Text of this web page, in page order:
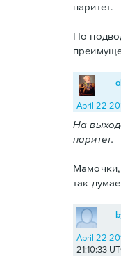
паритет.
По
April 22
На
паритет.
Мамочки,
так
April 22
21:10:33